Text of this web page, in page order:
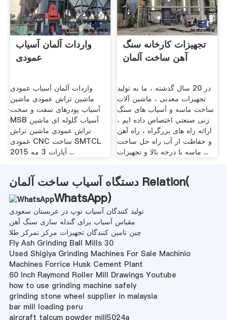
واردات آلمان آسیاب
عمودی
واردات آلمان آسیاب عمودی
ماشین تراش عمودی ماشین
آسیاب پودرهای سفت و سخت
MSB آسیاب گلوله ای ماشین
تراش عمودی ماشین تراش
عمودی CNC ساخت SMTCL
آپارات 3 مه 2015 ...
تجهیزات کارخانه سنگ
آهن ساخت آلمان
در 20 سال گذشته ، ما به تولید
تجهیزات معدنی ، ماشین آلات
ساخت ماسه و آسیاب های سنگ
زنی صنعتی اختصاص داده ایم ،
ارائه راه های بزرگراه ، راه آهن
و حفاظت از آب راه حل ساخت
ماسه با درجه بالا و تجهیزات ...
دستگاه آسیاب ساخت آلمان Relation(
WhatsApp)
تولید کنندگان آسیاب توپ در عربستان سعودی
مقیاس آسیاب برای گندله سازی سنگ آهن
چین تامین کنندگان تجهیزات مرکز تمرکز طلا
Fly Ash Grinding Ball Mills 30
Used Shigiya Grinding Machines For Sale Machinio
Machines Forrice Husk Cement Plant
60 Inch Raymond Roller Mill Drawings Youtube
how to use grinding machine safely
grinding stone wheel supplier in malaysia
bar mill loading peru
aircraft talcum powder mill5024a